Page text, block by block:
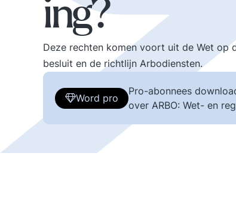
ing?
Deze rechten komen voort uit de Wet op
besluit en de richtlijn Arbodiensten.
Word pro
Pro-abonnees
over ARBO: Wet- en